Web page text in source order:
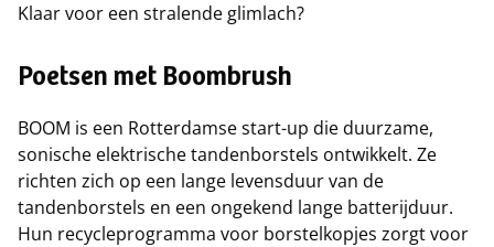
Klaar voor een stralende glimlach?
Poetsen met Boombrush
BOOM is een Rotterdamse start-up die duurzame,
sonische elektrische tandenborstels ontwikkelt. Ze
richten zich op een lange levensduur van de
tandenborstels en een ongekend lange batterijduur.
Hun recycleprogramma voor borstelkopjes zorgt voor